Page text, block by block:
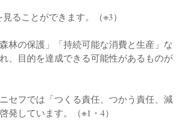
ることができます。（※3）
林の保護」「持続可能な消費と生産」な
、目的を達成できる可能性があるものが
セフでは「つくる責任、つかう責任、減
発しています。（※1・4）